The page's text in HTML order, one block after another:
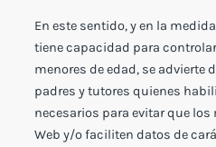
En este sentido, y en la
tiene capacidad para
menores de edad, se advierte
padres y tutores quienes
necesarios para evitar que
Web y/o faciliten datos de